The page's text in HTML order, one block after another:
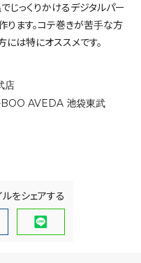
店
AVEDA 池袋東武
じっくりかけるデジタルパー
ります。コテ巻きが苦手な方
には特にオススメです。
ルをシェアする